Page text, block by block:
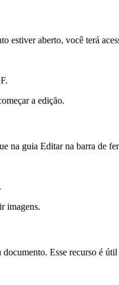
aberto, você terá
a edição.
na guia Editar na barra de
imagens.
Esse recurso é